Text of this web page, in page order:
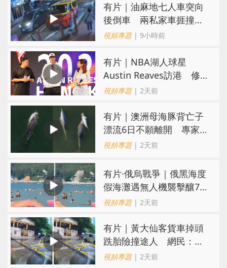
有片｜油麻地七人車突向
後倒車 兩私家車捱撞
司機不顧而去
視頻專題| 9小時前
有片｜NBA湖人球星
Austin Reaves訪港 修
頓與青少年交流球技
視頻專題| 2天前
有片｜澳洲母海豚背亡子
漂流6日不願離開 專家：
極度悲傷下的哀悼行為
視頻專題| 2天前
​有片·俄烏戰爭｜俄黑海度
假海灘遇無人機襲擊釀7死
40傷 俄烏各執一詞
視頻專題| 2天前
有片｜黃大仙客貨車掉頭
跣胎險撞途人 網民：飄
移得好靚喎
視頻專題| 2天前